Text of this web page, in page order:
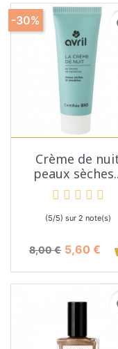
Crème de
peaux
(5/5) sur 2 note(s)
Prix de base
8,00 € Prix
5,60 €
-30%